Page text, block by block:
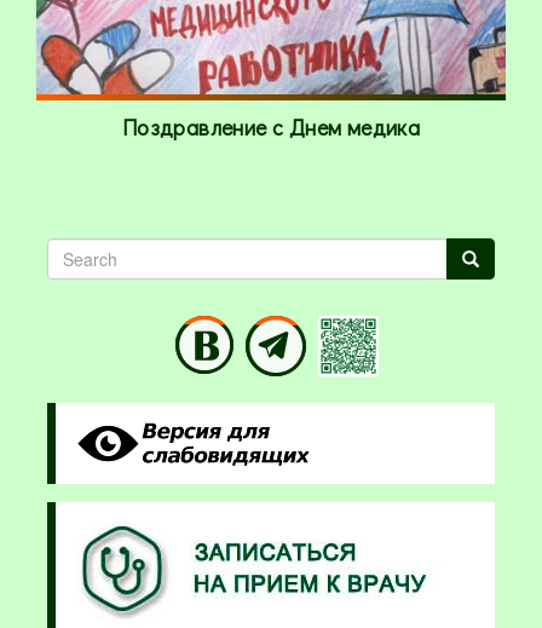
Поздравление с Днем медика
Search Search